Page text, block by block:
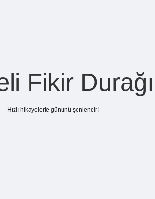
Fikir Durağı
Hızlı hikayelerle gününü şenlendir!